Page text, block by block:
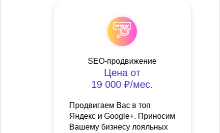
SEO-продвижение
Цена от
19 000 ₽/мес.
Продвигаем Вас в топ
Яндекс и Google+. Приносим
Вашему бизнесу лояльных